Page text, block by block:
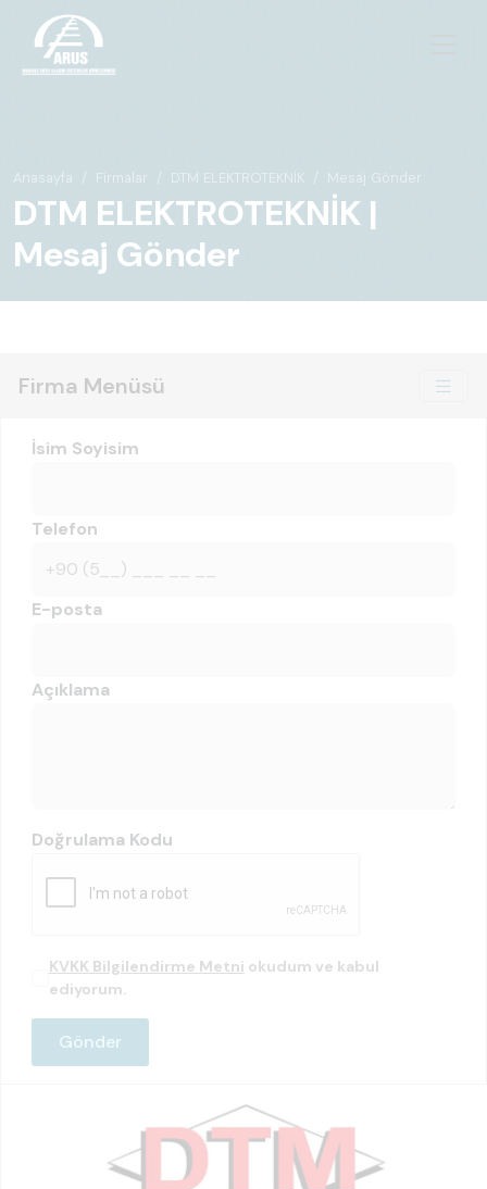
Anasayfa Firmalar DTM ELEKTROTEKNİK Mesaj Gönder
DTM ELEKTROTEKNİK |
Mesaj Gönder
Firma Menüsü
İsim Soyisim
Telefon
E-posta
Açıklama
Doğrulama Kodu
KVKK Bilgilendirme Metni okudum ve kabul
ediyorum.